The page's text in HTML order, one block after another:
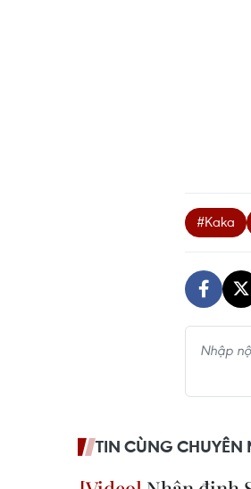
#Kaka
TIN CÙNG CHUYÊN